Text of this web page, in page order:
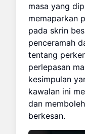
masa yang
memaparkan
pada skrin
penceramah
tentang
perlepasan
kesimpulan
kawalan ini
dan
berkesan.